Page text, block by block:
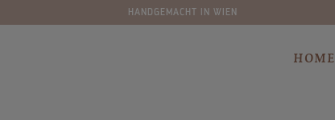
Zur Hauptnavigation springen
HANDGEMACHT IN WIEN
HOME